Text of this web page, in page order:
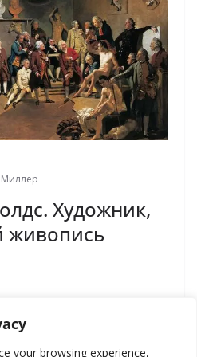
your browsing experience,
Художник,
живопись